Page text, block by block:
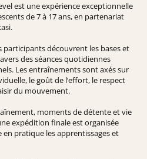
est une expérience exceptionnelle
de 7 à 17 ans, en partenariat
participants découvrent les bases et
des séances quotidiennes
Les entraînements sont axés sur
le goût de l’effort, le respect
du mouvement.
moments de détente et vie
expédition finale est organisée
pratique les apprentissages et